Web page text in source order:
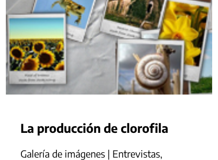
La producción de clorofila
Galería de imágenes | Entrevistas,